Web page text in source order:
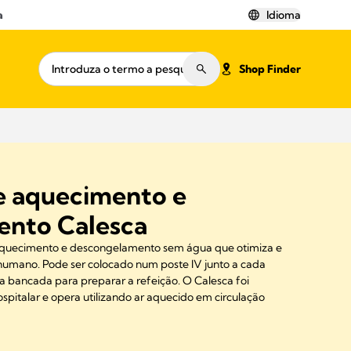
Idioma
Shop Finder
aquecimento e
Calesca
e descongelamento sem água que otimiza e
Pode ser colocado num poste IV junto a cada
bancada para preparar a refeição. O Calesca foi
e opera utilizando ar aquecido em circulação